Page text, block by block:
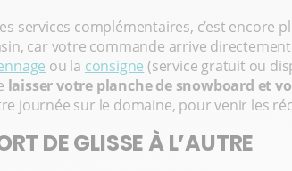
services complémentaires, c’est encore
car votre commande arrive
ou la consigne (service gratuit ou
laisser votre planche de snowboard et
journée sur le domaine, pour venir les
DE GLISSE À L’AUTRE